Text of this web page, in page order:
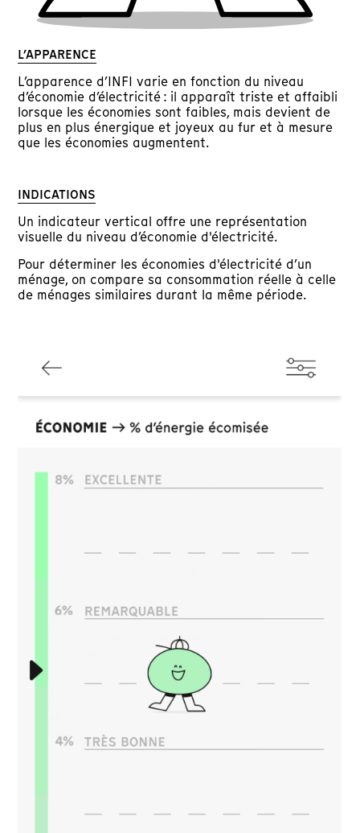
L’APPARENCE
L’apparence d’INFI varie en fonction du niveau
d’économie d’électricité : il apparaît triste et affaibli
lorsque les économies sont faibles, mais devient de
plus en plus énergique et joyeux au fur et à mesure
que les économies augmentent.
INDICATIONS
Un indicateur vertical offre une représentation
visuelle du niveau d’économie d'électricité.
Pour déterminer les économies d'électricité d’un
ménage, on compare sa consommation réelle à celle
de ménages similaires durant la même période.